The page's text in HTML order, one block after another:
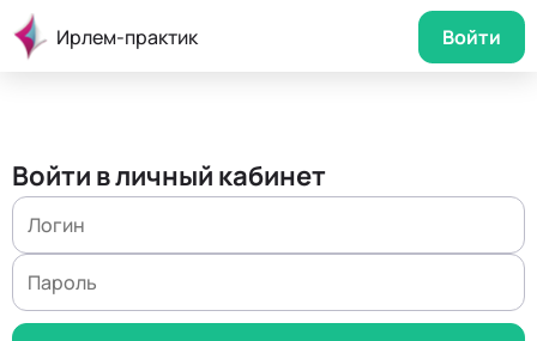
Ирлем-практик Войти
Войти в личный кабинет